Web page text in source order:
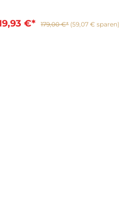
€* 179,00 €* (59,07 € sparen)